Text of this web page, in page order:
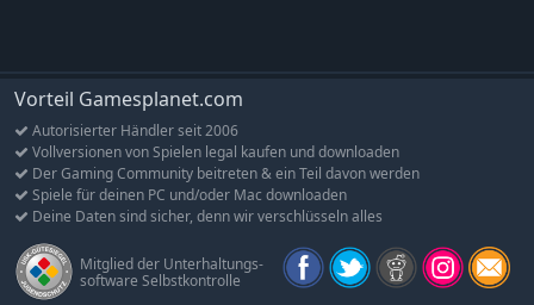
mehr als 110 Infanterie- und 190 Fahrzeugeinheiten wie den
Sherman-Panzer der Westlichen Alliierten, die
Messerschmitt Bf 109 der Deutschen und den T-34 der
Sowjetischen Truppen.
Entwickle deine Strategie in dynamischen Missionen
nie-dagewesene Freiheiten in deinem strategischen
Vorgehen – entscheide über deine Taktik, deine Einheiten
und deine nächsten Schritte, um das Missionsziel zu
Vorteil Gamesplanet.com
Autorisierter Händler seit 2006
Vollversionen von Spielen legal kaufen und downloaden
Der Gaming Community beitreten & ein Teil davon werden
Spiele für deinen PC und/oder Mac downloaden
Deine Daten sind sicher, denn wir verschlüsseln alles
Mitglied der Unterhaltungs-
software Selbstkontrolle